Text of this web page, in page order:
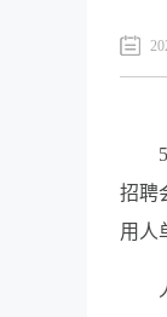
招聘
用人